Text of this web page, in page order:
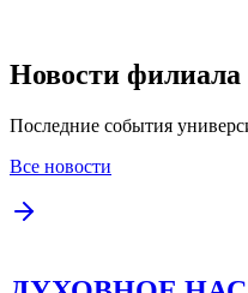
Новости филиала
Последние события
Все новости